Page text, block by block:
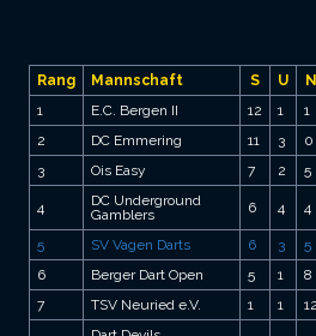
Rang Mannschaft S U N
1
E.C. Bergen II 12 1 1
2
DC Emmering 11 3 0
3
Ois Easy 7 2 5
4
DC Underground
Gamblers
6 4 4
5 SV Vagen Darts 6 3 5
6
Berger Dart Open 5 1 8
7
TSV Neuried e.V. 1 1 12